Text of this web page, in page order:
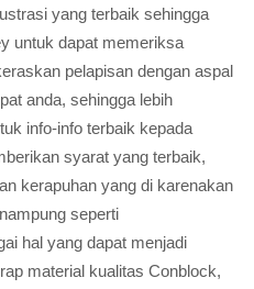
yang terbaik sehingga
untuk dapat memeriksa
pelapisan dengan aspal
anda, sehingga lebih
info-info terbaik kepada
syarat yang terbaik,
kerapuhan yang di karenakan
seperti
hal yang dapat menjadi
material kualitas Conblock,